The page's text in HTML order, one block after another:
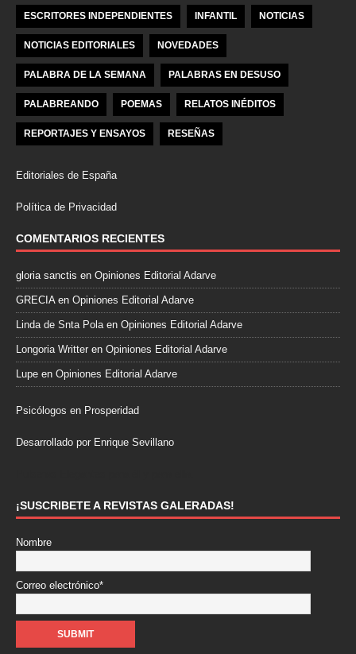
ESCRITORES INDEPENDIENTES INFANTIL NOTICIAS
NOTICIAS EDITORIALES NOVEDADES
PALABRA DE LA SEMANA PALABRAS EN DESUSO
PALABREANDO POEMAS RELATOS INÉDITOS
REPORTAJES Y ENSAYOS RESEÑAS
Editoriales de España
Política de Privacidad
COMENTARIOS RECIENTES
gloria sanctis en Opiniones Editorial Adarve
GRECIAen Opiniones Editorial Adarve
Linda de Snta Polaen Opiniones Editorial Adarve
Longoria Writter en Opiniones Editorial Adarve
Lupe en Opiniones Editorial Adarve
Psicólogos en Prosperidad
Desarrollado por Enrique Sevillano
¡SUSCRIBETE A REVISTAS GALERADAS!
Nombre
Correo electrónico*